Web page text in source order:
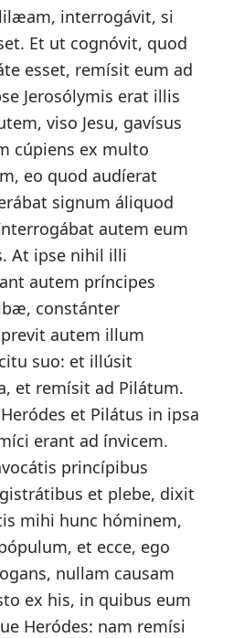
interrogávit, si
Et ut cognóvit, quod
esset, remísit eum ad
Jerosólymis erat illis
viso Jesu, gavísus
cúpiens ex multo
eo quod audíerat
signum áliquod
autem eum
At ipse nihil illi
autem príncipes
constánter
autem illum
suo: et illúsit
et remísit ad Pilátum.
et Pilátus in ipsa
erant ad ínvicem.
princípibus
et plebe, dixit
mihi hunc hóminem,
et ecce, ego
nullam causam
ex his, in quibus eum
Heródes: nam remísi